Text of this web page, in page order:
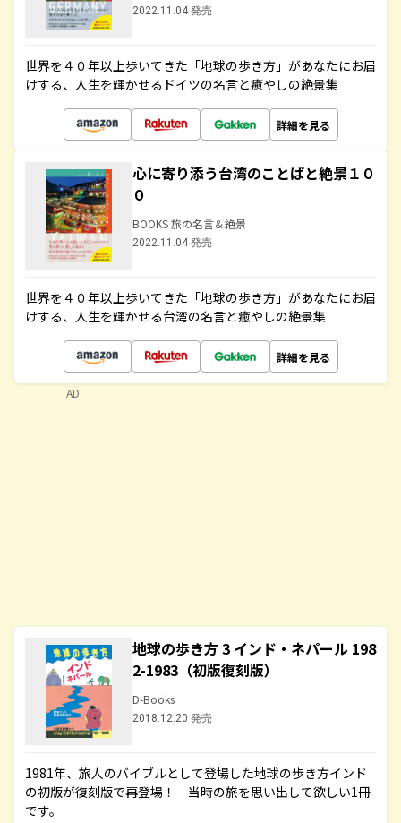
2022.11.04 発売
世界を４０年以上歩いてきた「地球の歩き方」があなたにお届
けする、人生を輝かせるドイツの名言と癒やしの絶景集
詳細を見る
心に寄り添う台湾のことばと絶景１０
０
BOOKS 旅の名言＆絶景
2022.11.04 発売
世界を４０年以上歩いてきた「地球の歩き方」があなたにお届
けする、人生を輝かせる台湾の名言と癒やしの絶景集
詳細を見る
地球の歩き方 3 インド・ネパール 198
2-1983（初版復刻版）
D-Books
2018.12.20 発売
1981年、旅人のバイブルとして登場した地球の歩き方インド
の初版が復刻版で再登場！ 当時の旅を思い出して欲しい1冊
です。
AD